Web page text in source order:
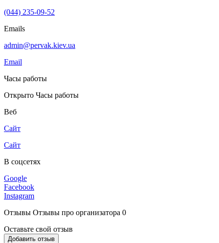
(044) 235-09-52
Emails
admin@pervak.kiev.ua
Email
Часы работы
Открыто Часы работы
Веб
Сайт
Сайт
В соцсетях
Google
Facebook
Instagram
Отзывы Отзывы про организатора 0
Оставьте свой отзыв
Добавить отзыв